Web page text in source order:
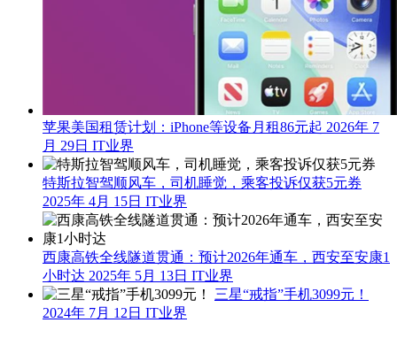
苹果美国租赁计划：iPhone等设备月租86元起 2026年 7
月 29日 IT业界
特斯拉智驾顺风车，司机睡觉，乘客投诉仅获5元券
2025年 4月 15日 IT业界
西康高铁全线隧道贯通：预计2026年通车，西安至安康1
小时达 2025年 5月 13日 IT业界
三星“戒指”手机3099元！
2024年 7月 12日 IT业界